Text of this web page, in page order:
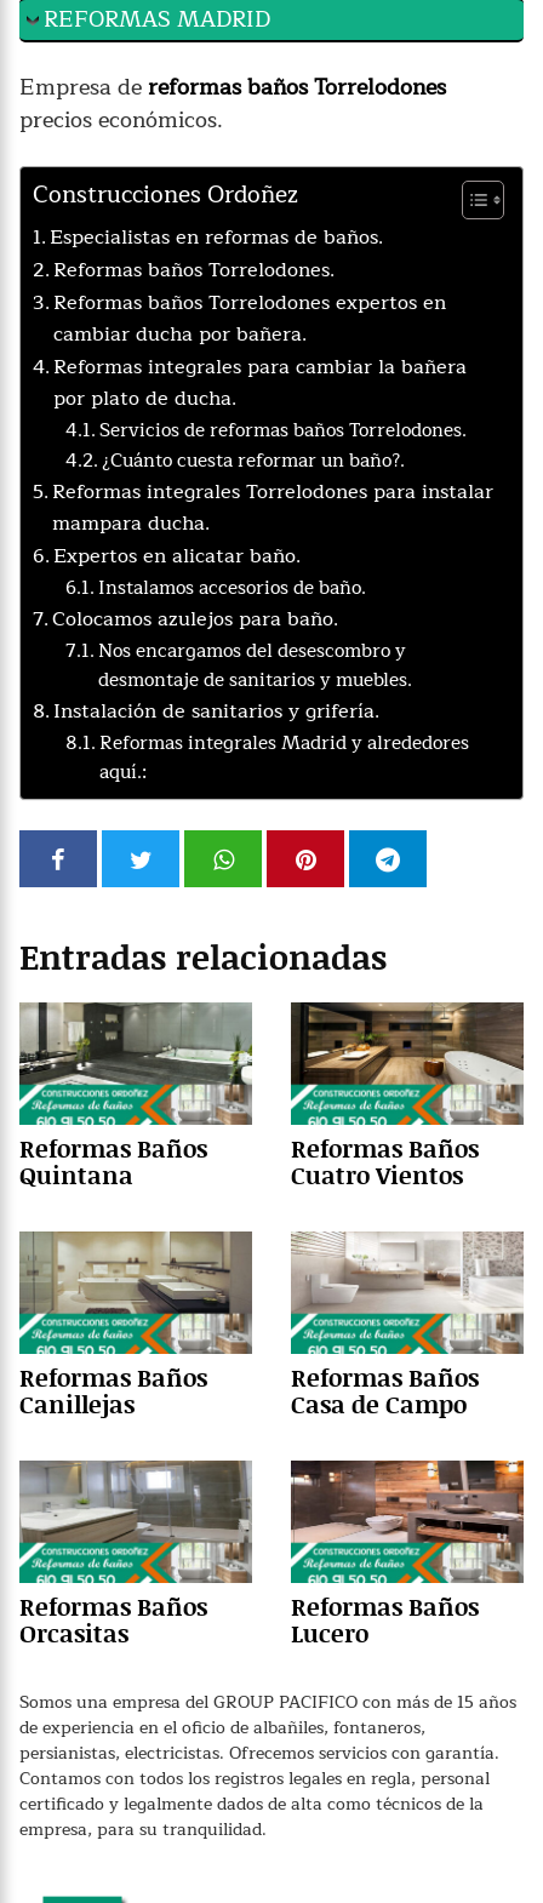
REFORMAS MADRID
Empresa dereformas baños Torrelodones
precios económicos.
Construcciones Ordoñez
Especialistas en reformas de baños.
Reformas baños Torrelodones.
Reformas baños Torrelodones expertos en
cambiar ducha por bañera.
Reformas integrales para cambiar la bañera
por plato de ducha.
Servicios de reformas baños Torrelodones.
¿Cuánto cuesta reformar un baño?.
Reformas integrales Torrelodones para instalar
mampara ducha.
Expertos en alicatar baño.
Instalamos accesorios de baño.
Colocamos azulejos para baño.
Nos encargamos del desescombro y
desmontaje de sanitarios y muebles.
Instalación de sanitarios y grifería.
Reformas integrales Madrid y alrededores
aquí.:
Entradas relacionadas
Reformas Baños
Quintana
Reformas Baños
Cuatro Vientos
Reformas Baños
Canillejas
Reformas Baños
Casa de Campo
Reformas Baños
Orcasitas
Reformas Baños
Lucero
Somos una empresa del GROUP PACIFICO con más de 15 años
de experiencia en el oficio de albañiles, fontaneros,
persianistas, electricistas. Ofrecemos servicios con garantía.
Contamos con todos los registros legales en regla, personal
certificado y legalmente dados de alta como técnicos de la
empresa, para su tranquilidad.